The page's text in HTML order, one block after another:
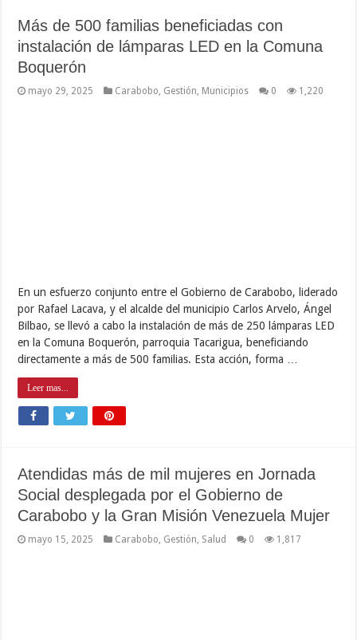
Más de 500 familias beneficiadas con
instalación de lámparas LED en la Comuna
Boquerón
mayo 29, 2025 Carabobo, Gestión, Municipios 0 1,220
En un esfuerzo conjunto entre el Gobierno de Carabobo, liderado
por Rafael Lacava, y el alcalde del municipio Carlos Arvelo, Ángel
Bilbao, se llevó a cabo la instalación de más de 250 lámparas LED
en la Comuna Boquerón, parroquia Tacarigua, beneficiando
directamente a más de 500 familias. Esta acción, forma …
Leer mas...
Atendidas más de mil mujeres en Jornada
Social desplegada por el Gobierno de
Carabobo y la Gran Misión Venezuela Mujer
mayo 15, 2025 Carabobo, Gestión, Salud 0 1,817